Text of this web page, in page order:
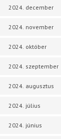
2024. december
2024. november
2024. október
2024. szeptember
2024. augusztus
2024. július
2024. június